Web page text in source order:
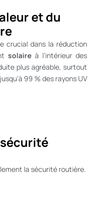
et du
crucial dans la réduction
solaire à l’intérieur des
plus agréable, surtout
99 % des rayons UV
la sécurité routière.